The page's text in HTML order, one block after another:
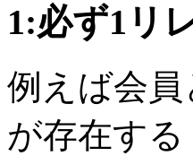
1:必ず1リ
例えば会
が存在す